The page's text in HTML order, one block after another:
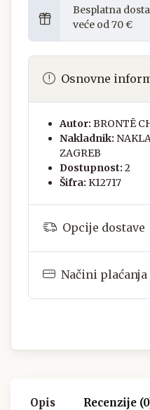
Besplatna
veće od 70 €
Osnovne
Autor: BRONTË
Nakladnik:
ZAGREB
Dostupnost: 2
Šifra: K12717
Opcije dostave
Načini plaćanja
Opis Recenzije